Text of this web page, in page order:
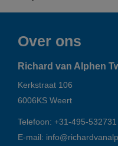
Over ons
Richard van Alphen
Kerkstraat 106
6006KS Weert
Telefoon: +31-495-532731
E-mail: